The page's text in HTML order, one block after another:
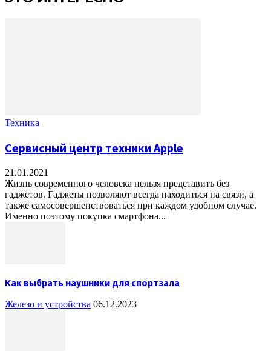
Техника
Сервисный центр техники Apple
21.01.2021
Жизнь современного человека нельзя представить без
гаджетов. Гаджеты позволяют всегда находиться на связи, а
также самосовершенствоваться при каждом удобном случае.
Именно поэтому покупка смартфона...
Как выбрать наушники для спортзала
Железо и устройства 06.12.2023